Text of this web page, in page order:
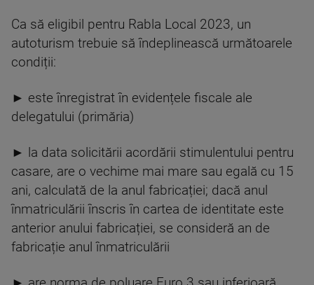
Ca să eligibil pentru Rabla Local 2023, un
autoturism trebuie să îndeplinească următoarele
condiții:
► este înregistrat în evidențele fiscale ale
delegatului (primăria)
► la data solicitării acordării stimulentului pentru
casare, are o vechime mai mare sau egală cu 15
ani, calculată de la anul fabricației; dacă anul
înmatriculării înscris în cartea de identitate este
anterior anului fabricației, se consideră an de
fabricație anul înmatriculării